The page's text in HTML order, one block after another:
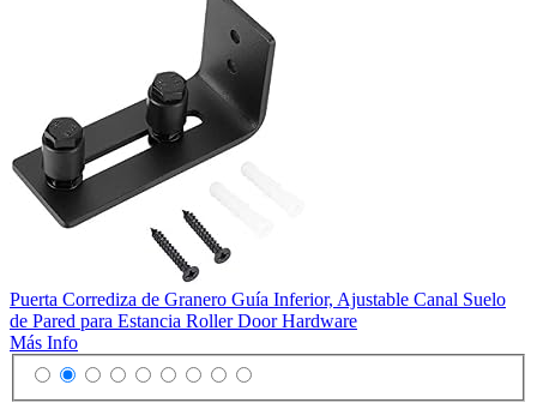
Puerta Corrediza de Granero Guía Inferior, Ajustable Canal Suelo
de Pared para Estancia Roller Door Hardware
Más Info